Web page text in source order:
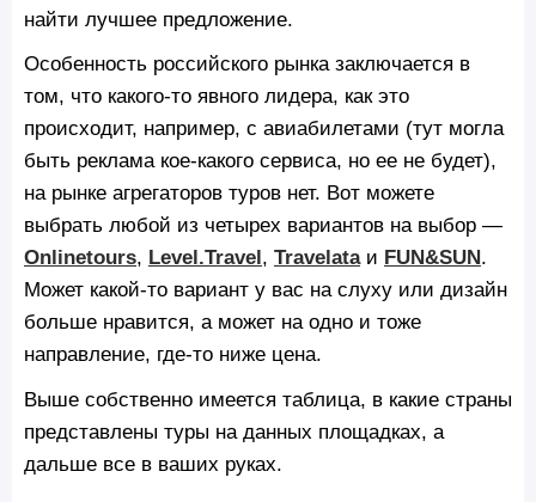
найти лучшее предложение.
Особенность российского рынка заключается в
том, что какого-то явного лидера, как это
происходит, например, с авиабилетами (тут могла
быть реклама кое-какого сервиса, но ее не будет),
на рынке агрегаторов туров нет. Вот можете
выбрать любой из четырех вариантов на выбор —
Onlinetours, Level.Travel, Travelataи FUN&SUN.
Может какой-то вариант у вас на слуху или дизайн
больше нравится, а может на одно и тоже
направление, где-то ниже цена.
Выше собственно имеется таблица, в какие страны
представлены туры на данных площадках, а
дальше все в ваших руках.